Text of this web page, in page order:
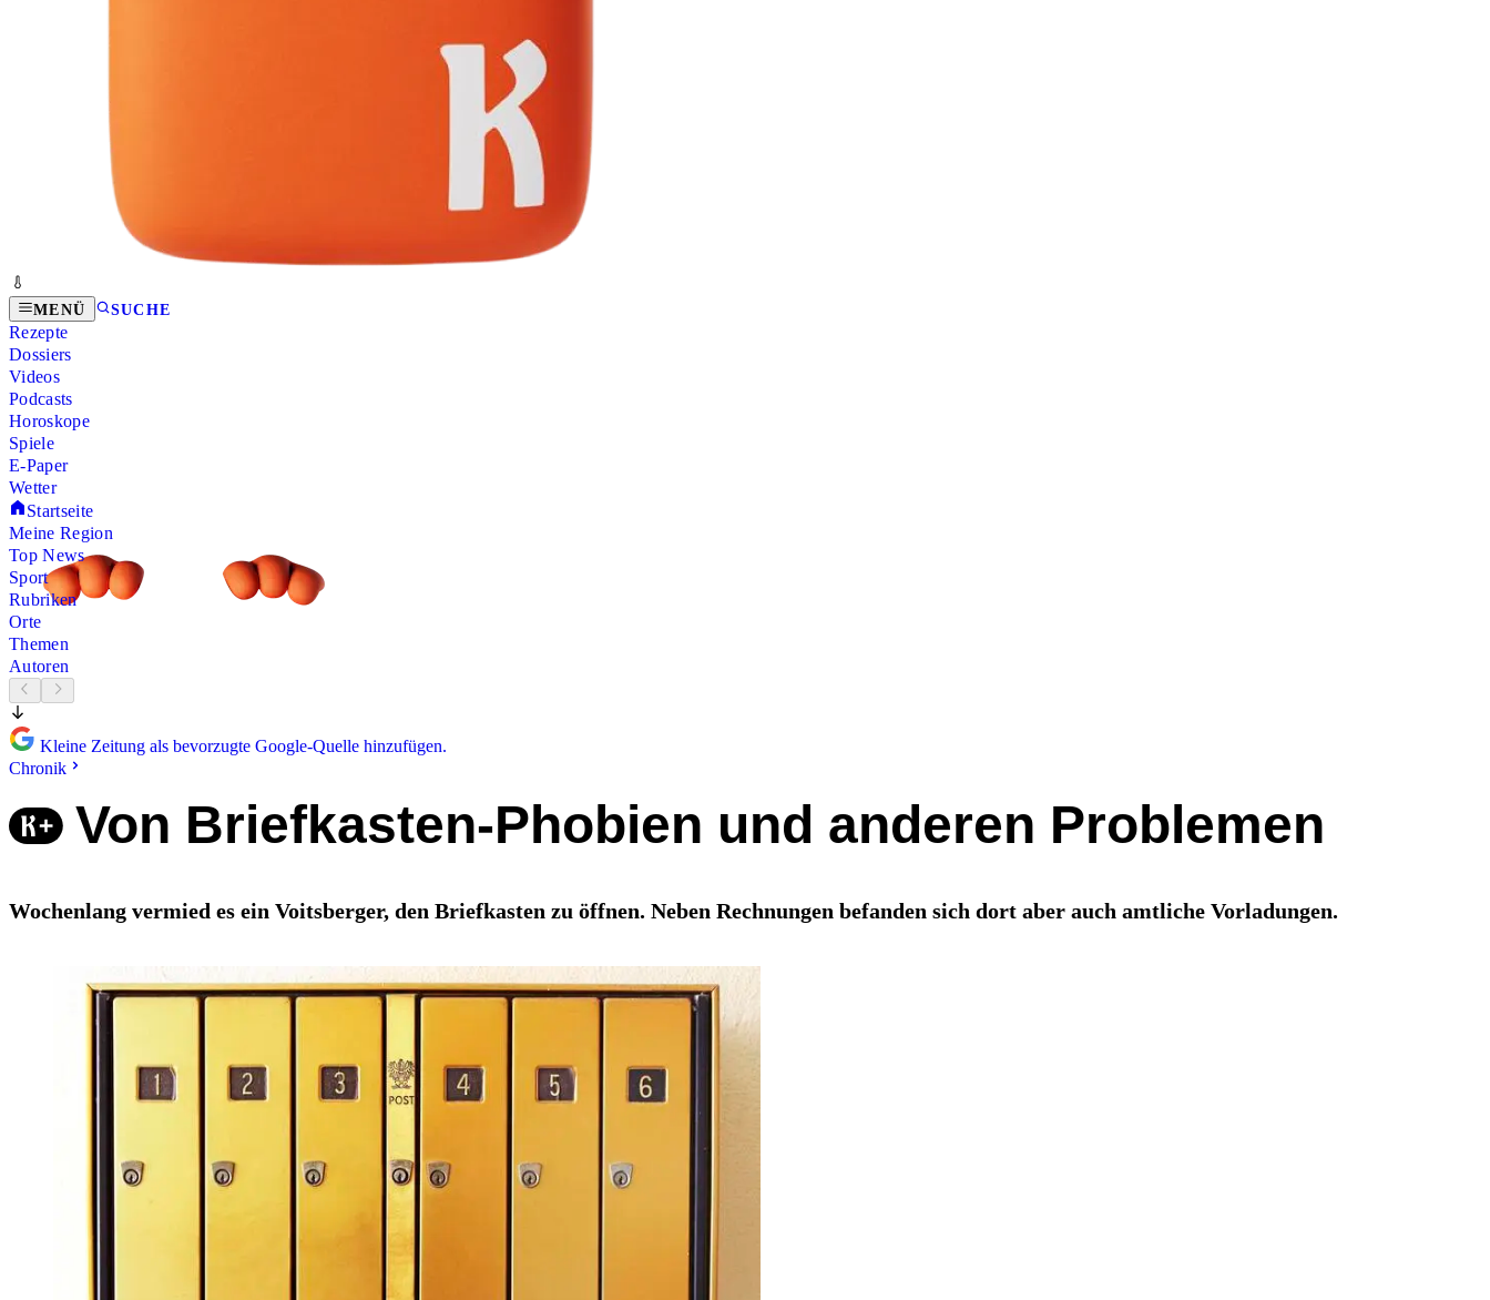
MENÜ SUCHE
Rezepte
Dossiers
Videos
Podcasts
Horoskope
Spiele
E-Paper
Wetter
Startseite
Meine Region
Top News
Sport
Rubriken
Orte
Themen
Autoren
Kleine Zeitung als bevorzugte Google-Quelle hinzufügen.
Chronik
Von Briefkasten-Phobien und anderen Problemen
Wochenlang vermied es ein Voitsberger, den Briefkasten zu öffnen. Neben Rechnungen befanden sich dort aber auch amtliche Vorladungen.